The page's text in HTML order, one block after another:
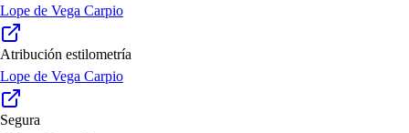
Lope de Vega Carpio
Atribución estilometría
Lope de Vega Carpio
Segura